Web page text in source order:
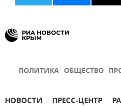
ПОЛИТИКА ОБЩЕСТВО
НОВОСТИ ПРЕСС-ЦЕНТР